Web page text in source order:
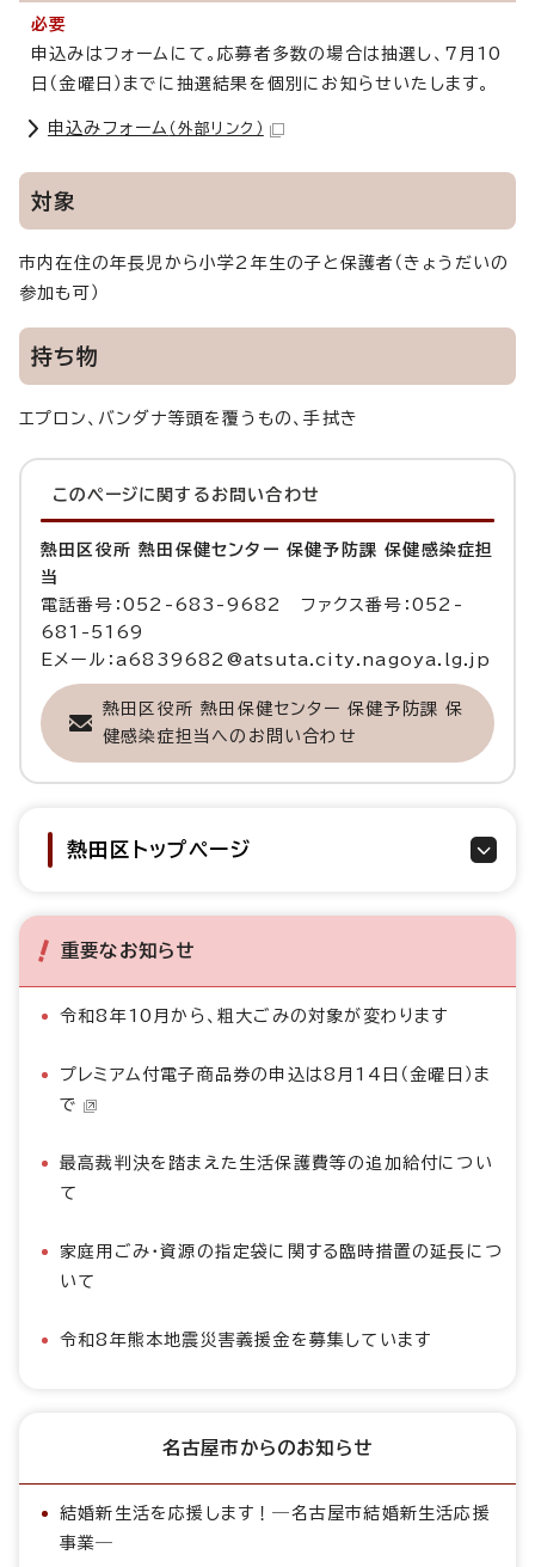
必要
申込みはフォームにて。応募者多数の場合は抽選し、7月10
日（金曜日）までに抽選結果を個別にお知らせいたします。
申込みフォーム （外部リンク）
対象
市内在住の年長児から小学2年生の子と保護者（きょうだいの
参加も可）
持ち物
エプロン、バンダナ等頭を覆うもの、手拭き
このページに関する お問い合わせ
熱田区役所 熱田保健センター 保健予防課 保健感染症担
当
電話番号：052-683-9682 ファクス番号：052-
681-5169
Eメール：a6839682@atsuta.city.nagoya.lg.jp
熱田区役所 熱田保健センター 保健予防課 保
健感染症担当へのお問い合わせ
熱田区トップページ
重要なお知らせ
令和8年10月から、粗大ごみの対象が変わります
プレミアム付電子商品券の申込は8月14日（金曜日）ま
で
最高裁判決を踏まえた生活保護費等の追加給付につい
て
家庭用ごみ・資源の指定袋に関する臨時措置の延長につ
いて
令和8年熊本地震災害義援金を募集しています
名古屋市からのお知らせ
結婚新生活を応援します！―名古屋市結婚新生活応援
事業―